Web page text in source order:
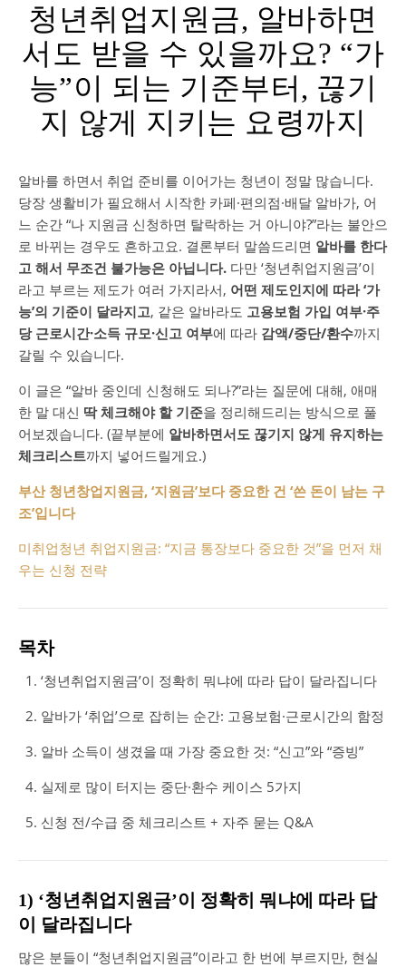
청년취업지원금, 알바하면
서도 받을 수 있을까요? “가
능”이 되는 기준부터, 끊기
지 않게 지키는 요령까지
알바를 하면서 취업 준비를 이어가는 청년이 정말 많습니다.
당장 생활비가 필요해서 시작한 카페·편의점·배달 알바가, 어
느 순간 “나 지원금 신청하면 탈락하는 거 아니야?”라는 불안으
로 바뀌는 경우도 흔하고요. 결론부터 말씀드리면 알바를 한다
고 해서 무조건 불가능은 아닙니다. 다만 ‘청년취업지원금’이
라고 부르는 제도가 여러 가지라서, 어떤 제도인지에 따라 ‘가
능’의 기준이 달라지고, 같은 알바라도 고용보험 가입 여부·주
당 근로시간·소득 규모·신고 여부에 따라 감액/중단/환수까지
갈릴 수 있습니다.
이 글은 “알바 중인데 신청해도 되나?”라는 질문에 대해, 애매
한 말 대신 딱 체크해야 할 기준을 정리해드리는 방식으로 풀
어보겠습니다. (끝부분에 알바하면서도 끊기지 않게 유지하는
체크리스트까지 넣어드릴게요.)
부산 청년창업지원금, ‘지원금’보다 중요한 건 ‘쓴 돈이 남는 구
조’입니다
미취업청년 취업지원금: “지금 통장보다 중요한 것”을 먼저 채
우는 신청 전략
목차
‘청년취업지원금’이 정확히 뭐냐에 따라 답이 달라집니다
알바가 ‘취업’으로 잡히는 순간: 고용보험·근로시간의 함정
알바 소득이 생겼을 때 가장 중요한 것: “신고”와 “증빙”
실제로 많이 터지는 중단·환수 케이스 5가지
신청 전/수급 중 체크리스트 + 자주 묻는 Q&A
1) ‘청년취업지원금’이 정확히 뭐냐에 따라 답
이 달라집니다
많은 분들이 “청년취업지원금”이라고 한 번에 부르지만, 현실